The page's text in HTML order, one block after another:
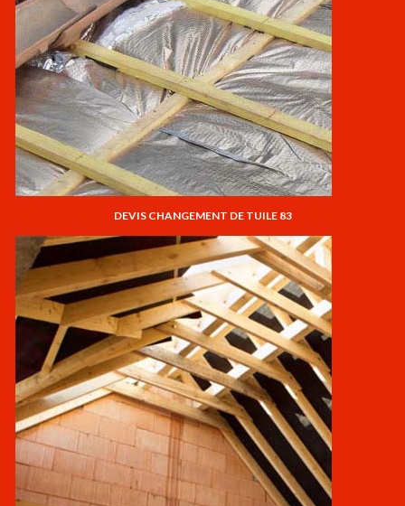
DEVIS CHANGEMENT DE TUILE 83